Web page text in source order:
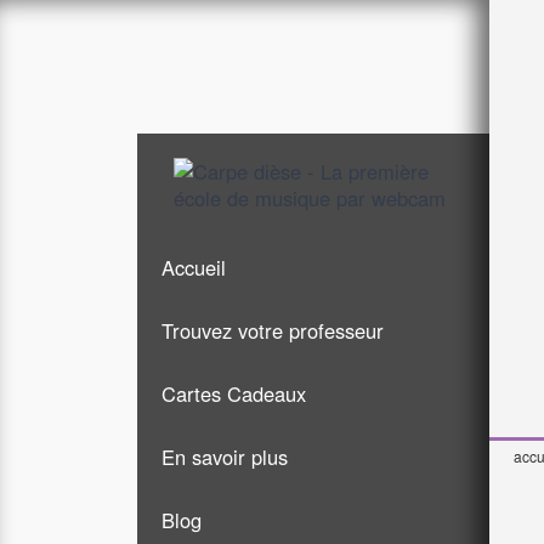
Accueil
Trouvez votre professeur
Guitare
Chant
Piano
Cartes Cadeaux
En savoir plus
Formules & tarifs
Blog